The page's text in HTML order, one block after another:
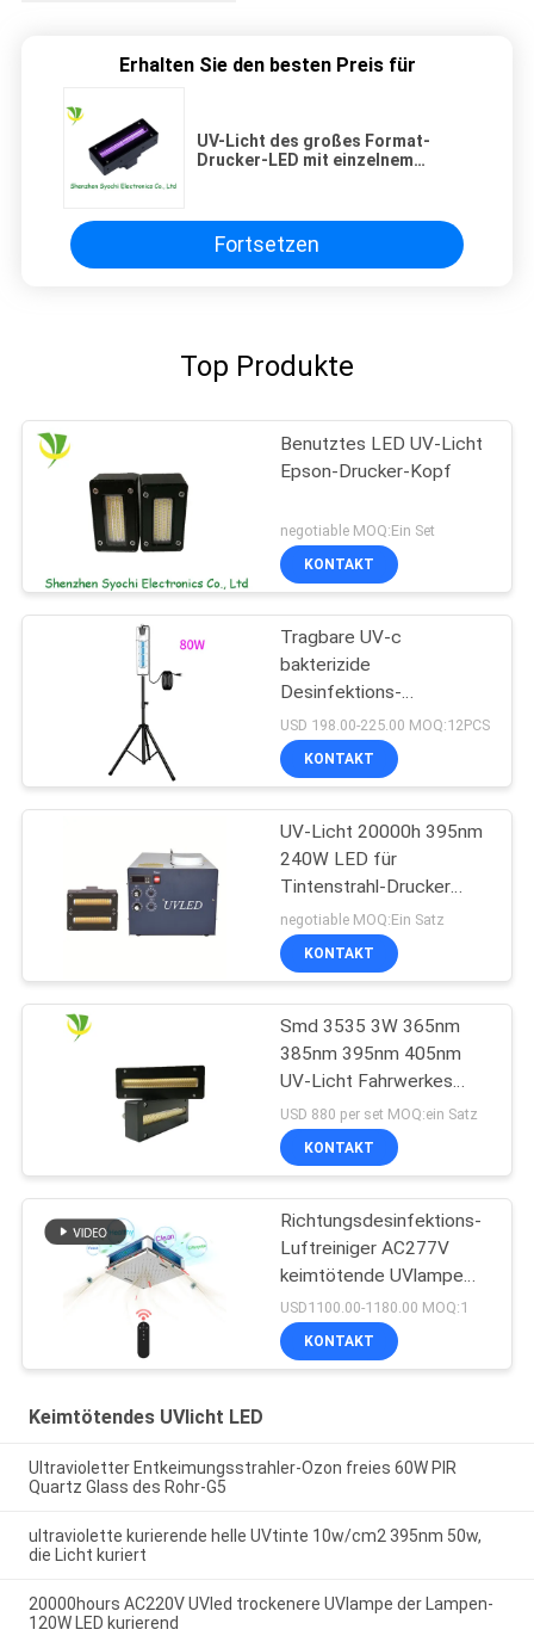
Erhalten Sie den besten Preis für
UV-Licht des großes Format-
Drucker-LED mit einzelnem
Fortsetzen
Top Produkte
Benutztes LED UV-Licht
Epson-Drucker-Kopf
negotiable MOQ:Ein Set
KONTAKT
Tragbare UV-c
bakterizide
Desinfektions-
keimtötende UVbirne des
Sterilisator-UV-Licht-
254nm
USD 198.00-225.00 MOQ:12PCS
KONTAKT
UV-Licht 20000h 395nm
240W LED für
Tintenstrahl-Drucker
Machine
negotiable MOQ:Ein Satz
KONTAKT
Smd 3535 3W 365nm
385nm 395nm 405nm
UV-Licht Fahrwerkes
LED
USD 880 per set MOQ:ein Satz
KONTAKT
Richtungsdesinfektions-
Luftreiniger AC277V
keimtötende UVlampe
150W Omni
USD1100.00-1180.00 MOQ:1
KONTAKT
Keimtötendes UVlicht LED
Ultravioletter Entkeimungsstrahler-Ozon freies 60W PIR
Quartz Glass des Rohr-G5
ultraviolette kurierende helle UVtinte 10w/cm2 395nm 50w,
die Licht kuriert
20000hours AC220V UVled trockenere UVlampe der Lampen-
120W LED kurierend